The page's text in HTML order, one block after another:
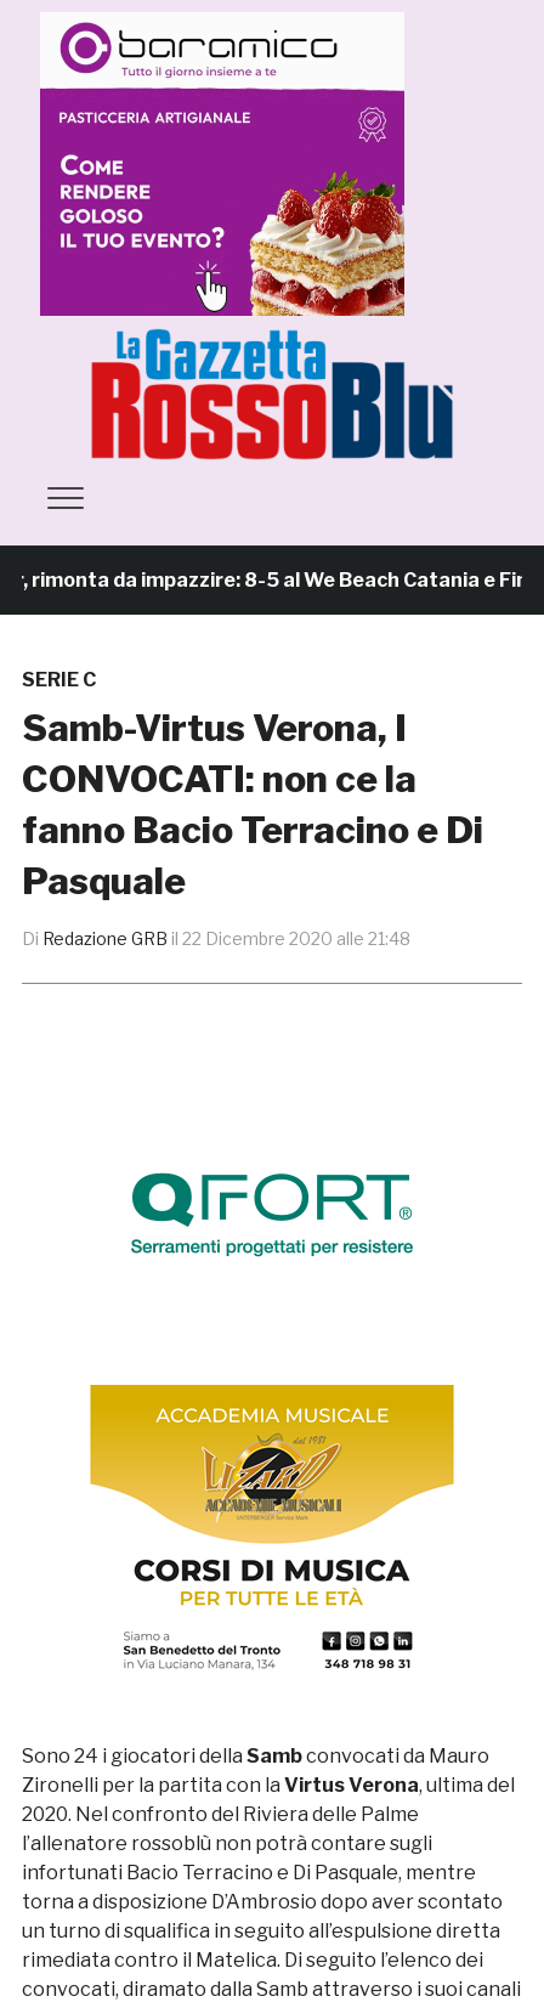
da impazzire: 8-5 al We Beach Catania e Finale
SERIE C
Samb-Virtus Verona, I
CONVOCATI: non ce la
fanno Bacio Terracino e Di
Pasquale
Di Redazione GRB il 22 Dicembre 2020 alle 21:48
Sono 24 i giocatori della Sambconvocati da Mauro
Zironelli per la partita con la Virtus Verona, ultima del
2020. Nel confronto del Riviera delle Palme
l’allenatore rossoblù non potrà contare sugli
infortunati Bacio Terracino e Di Pasquale, mentre
torna a disposizione D’Ambrosio dopo aver scontato
un turno di squalifica in seguito all’espulsione diretta
rimediata contro il Matelica. Di seguito l’elenco dei
convocati, diramato dalla Samb attraverso i suoi canali